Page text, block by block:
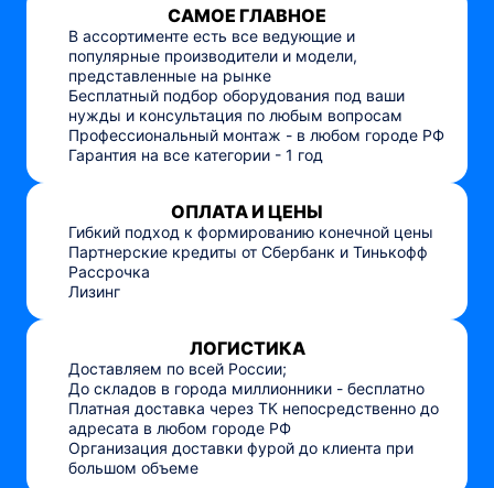
САМОЕ ГЛАВНОЕ
В ассортименте есть все ведующие и
популярные производители и модели,
представленные на рынке
Бесплатный подбор оборудования под ваши
нужды и консультация по любым вопросам
Профессиональный монтаж - в любом городе РФ
Гарантия на все категории - 1 год
ОПЛАТА И ЦЕНЫ
Гибкий подход к формированию конечной цены
Партнерские кредиты от Сбербанк и Тинькофф
Рассрочка
Лизинг
ЛОГИСТИКА
Доставляем по всей России;
До складов в города миллионники - бесплатно
Платная доставка через ТК непосредственно до
адресата в любом городе РФ
Организация доставки фурой до клиента при
большом объеме